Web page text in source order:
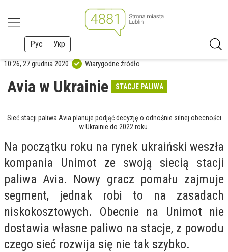
Рус Укр
10:26, 27 grudnia 2020 Wiarygodne źródło
Avia w Ukrainie STACJE PALIWA
Sieć stacji paliwa Avia planuje podjąć decyzję o odnośnie silnej obecności
w Ukrainie do 2022 roku.
Na początku roku na rynek ukraiński weszła
kompania Unimot ze swoją siecią stacji
paliwa Avia. Nowy gracz pomału zajmuje
segment, jednak robi to na zasadach
niskokosztowych. Obecnie na Unimot nie
dostawia własne paliwo na stacje, z powodu
czego sieć rozwija się nie tak szybko.